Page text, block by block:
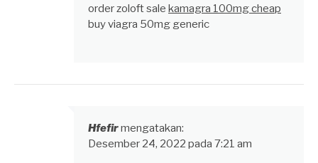
order zoloft sale kamagra 100mg cheap
buy viagra 50mg generic
Hfefirmengatakan:
Desember 24, 2022 pada 7:21 am